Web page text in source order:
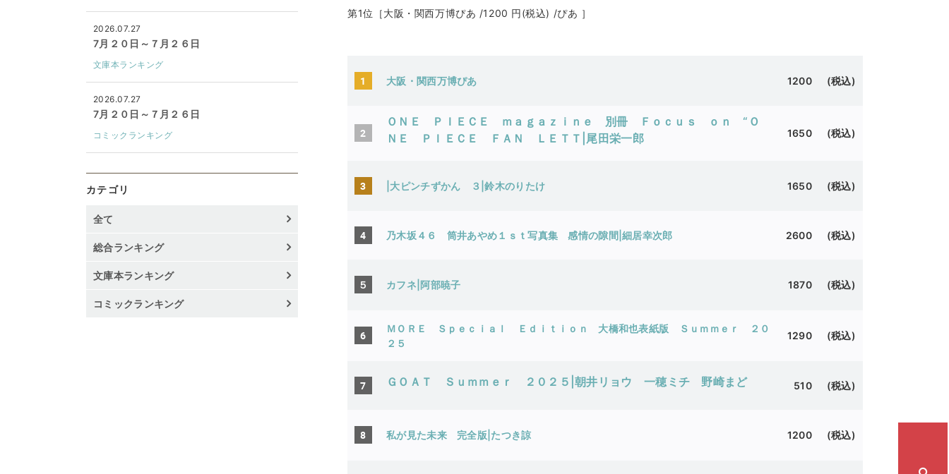
第1位［大阪・関西万博ぴあ /1200 円(税込) /ぴあ ］
1 大阪・関西万博ぴあ 1200 (税込)
2
ＯＮＥ ＰＩＥＣＥ ｍａｇａｚｉｎｅ 別冊 Ｆｏｃｕｓ ｏｎ “Ｏ
ＮＥ ＰＩＥＣＥ ＦＡＮ ＬＥＴＴ|尾田栄一郎
1650 (税込)
3 大ピンチずかん ３|鈴木のりたけ 1650 (税込)
4 乃木坂４６ 筒井あやめ１ｓｔ写真集 感情の隙間|細居幸次郎 2600 (税込)
５ カフネ|阿部暁子 1870 (税込)
6
ＭＯＲＥ Ｓｐｅｃｉａｌ Ｅｄｉｔｉｏｎ 大橋和也表紙版 Ｓｕｍｍｅｒ ２０
２５
1290 (税込)
7 ＧＯＡＴ Ｓｕｍｍｅｒ ２０２５|朝井リョウ 一穂ミチ 野崎まど 510 (税込)
8 私が見た未来 完全版|たつき諒 1200 (税込)
2026.07.27
7月２０日～７月２６日
文庫本ランキング
2026.07.27
7月２０日～７月２６日
コミックランキング
カテゴリ
全て
総合ランキング
文庫本ランキング
コミックランキング